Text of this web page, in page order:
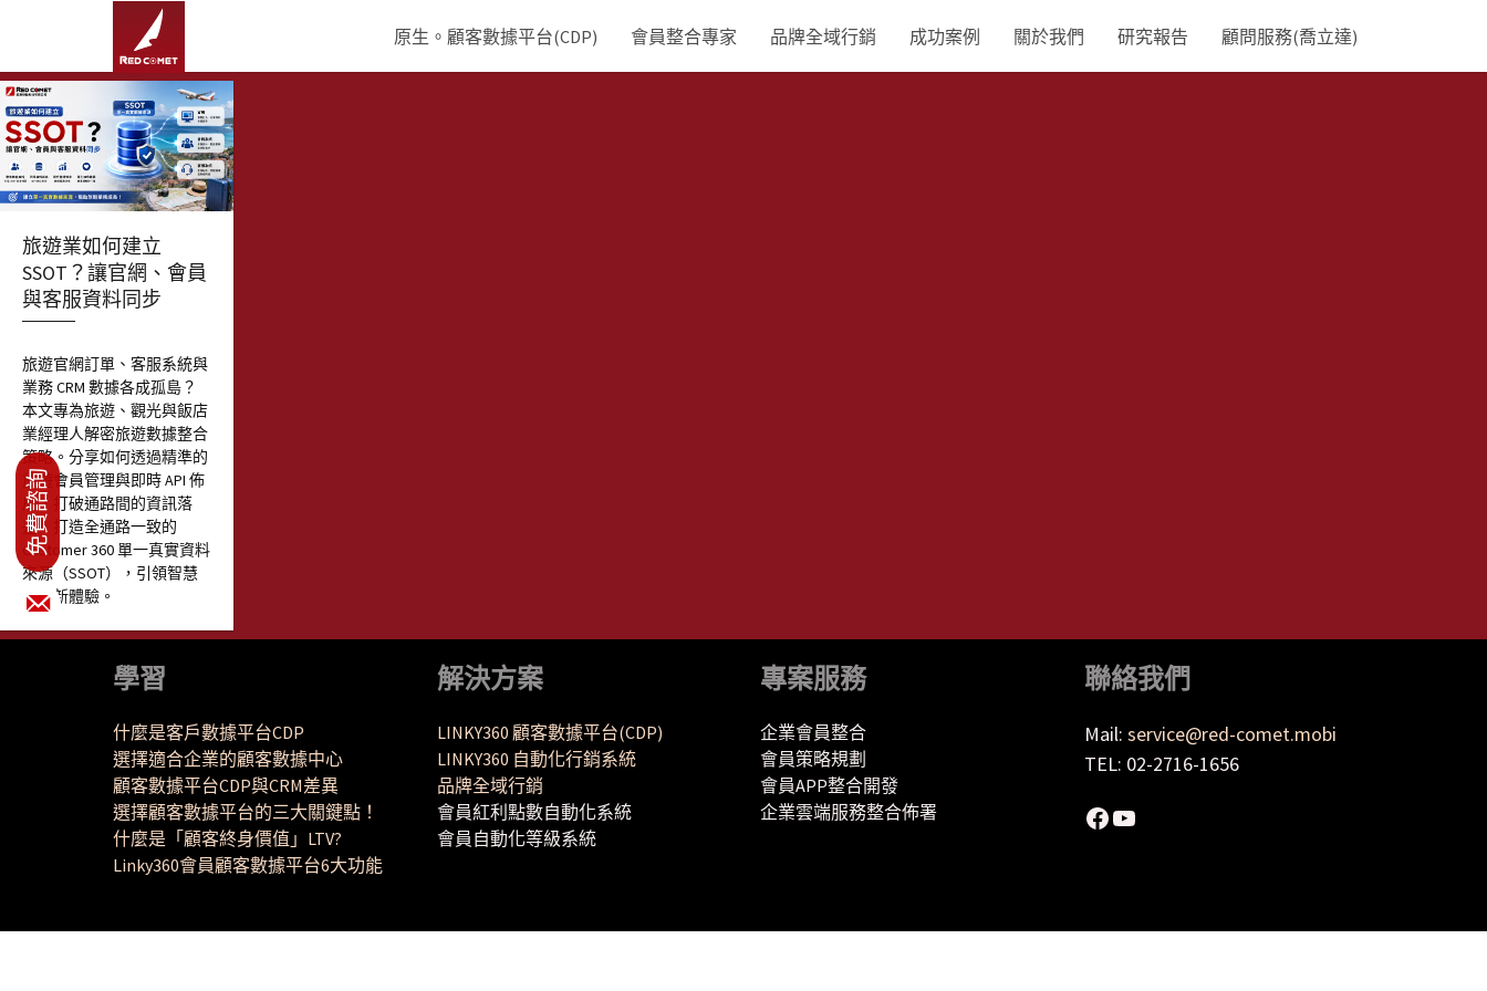
原生。顧客數據平台(CDP) 會員整合專家 品牌全域行銷 成功案例 關於我們 研究報告 顧問服務(喬立達)
旅遊業如何建立
SSOT？讓官網、會員
與客服資料同步
旅遊官網訂單、客服系統與
業務 CRM 數據各成孤島？
本文專為旅遊、觀光與飯店
業經理人解密旅遊數據整合
策略。分享如何透過精準的
旅遊會員管理與即時 API 佈
局，打破通路間的資訊落
差，打造全通路一致的
Customer 360 單一真實資料
來源（SSOT），引領智慧
旅遊新體驗。
學習
什麼是客戶數據平台CDP
選擇適合企業的顧客數據中心
顧客數據平台CDP與CRM差異
選擇顧客數據平台的三大關鍵點！
什麼是「顧客終身價值」LTV?
Linky360會員顧客數據平台6大功能
解決方案
LINKY360 顧客數據平台(CDP)
LINKY360 自動化行銷系統
品牌全域行銷
會員紅利點數自動化系統
會員自動化等級系統
專案服務
企業會員整合
會員策略規劃
會員APP整合開發
企業雲端服務整合佈署
聯絡我們
Mail: service@red-comet.mobi
TEL: 02-2716-1656
Facebook
YouTube